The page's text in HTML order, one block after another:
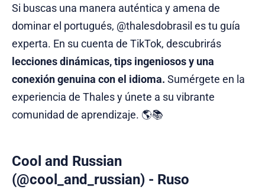
Si buscas una manera auténtica y amena de
dominar el portugués, @thalesdobrasil es tu guía
experta. En su cuenta de TikTok, descubrirás
lecciones dinámicas, tips ingeniosos y una
conexión genuina con el idioma. Sumérgete en la
experiencia de Thales y únete a su vibrante
comunidad de aprendizaje. 🌎📚
Cool and Russian
(@cool_and_russian) - Ruso